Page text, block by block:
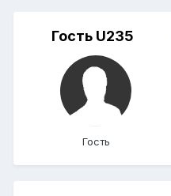
Гость U235
Гость